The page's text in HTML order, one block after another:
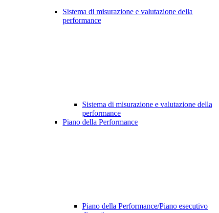
Sistema di misurazione e valutazione della
performance
Sistema di misurazione e valutazione della
performance
Piano della Performance
Piano della Performance/Piano esecutivo